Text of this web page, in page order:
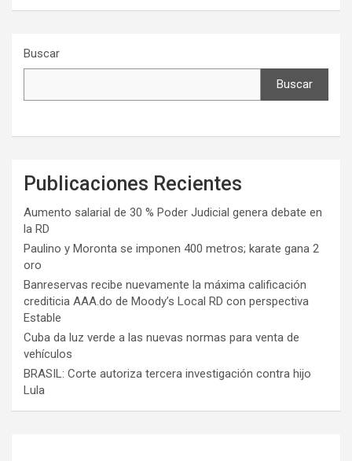
Buscar
Buscar
Publicaciones Recientes
Aumento salarial de 30 % Poder Judicial genera debate en
la RD
Paulino y Moronta se imponen 400 metros; karate gana 2
oro
Banreservas recibe nuevamente la máxima calificación
crediticia AAA.do de Moody’s Local RD con perspectiva
Estable
Cuba da luz verde a las nuevas normas para venta de
vehículos
BRASIL: Corte autoriza tercera investigación contra hijo
Lula